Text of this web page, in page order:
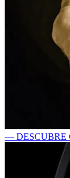
— DESCUBRE